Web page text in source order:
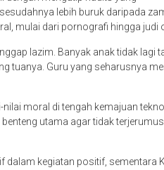
lebih buruk daripada
mulai dari pornografi hingga judi
lazim. Banyak anak tidak lagi
tuanya. Guru yang seharusnya
moral di tengah kemajuan
utama agar tidak terjerumus
dalam kegiatan positif, sementara